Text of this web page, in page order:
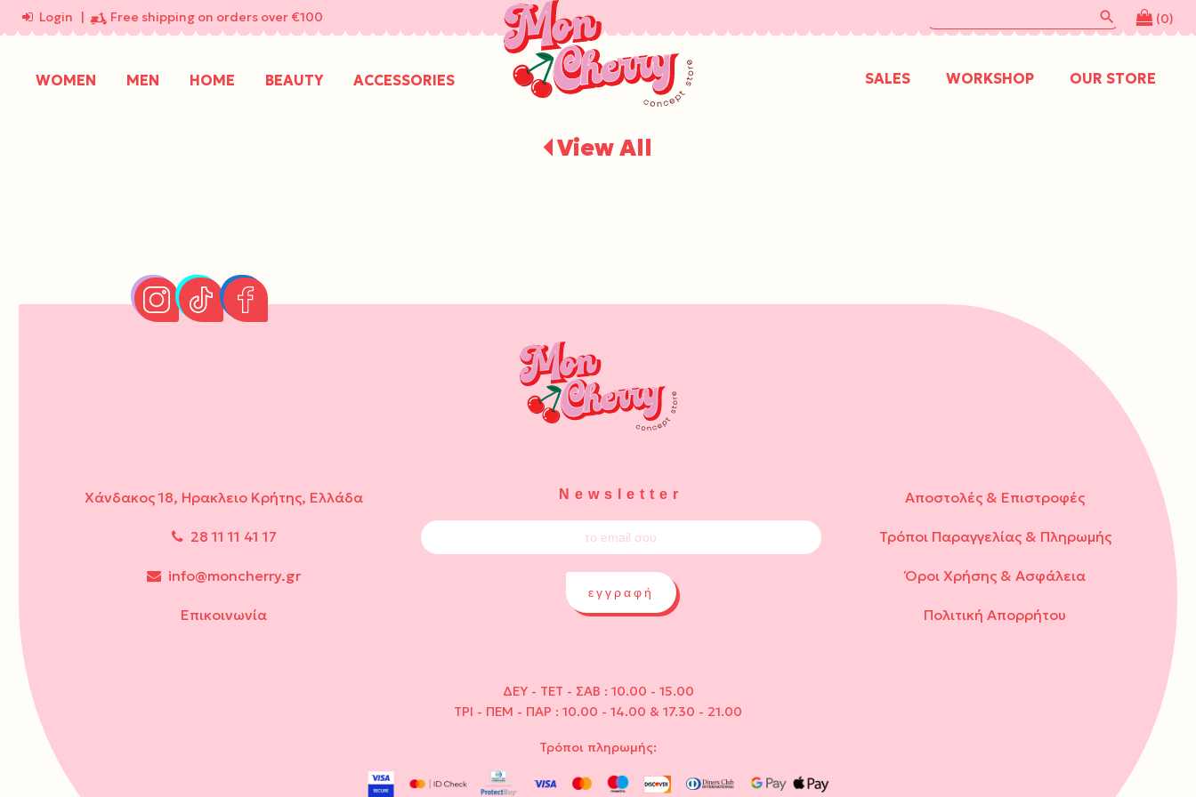
Login | Free shipping on orders over €100 (0)
search
SALES WORKSHOP OUR STORE
/
WOMEN MEN HOME BEAUTY ACCESSORIES
View All
Χάνδακος 18, Ηρακλειο Κρήτης, Ελλάδα
28 11 11 41 17
info@moncherry.gr
Επικοινωνία
Newsletter
εγγραφή
Αποστολές & Επιστροφές
Τρόποι Παραγγελίας & Πληρωμής
Όροι Χρήσης & Ασφάλεια
Πολιτική Απορρήτου
ΔΕΥ - ΤΕΤ - ΣΑΒ : 10.00 - 15.00
ΤΡΙ - ΠΕΜ - ΠΑΡ : 10.00 - 14.00 & 17.30 - 21.00
Τρόποι πληρωμής: